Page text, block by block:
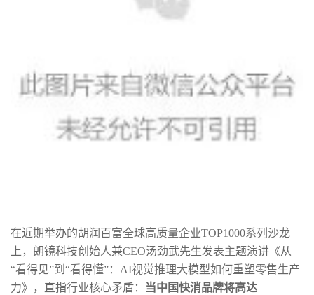
在近期举办的胡润百富全球高质量企业TOP1000系列沙龙
上，朗镜科技创始人兼CEO汤劲武先生发表主题演讲《从
“看得见”到“看得懂”：AI视觉推理大模型如何重塑零售生产
力》，直指行业核心矛盾：
当中国快消品牌将高达